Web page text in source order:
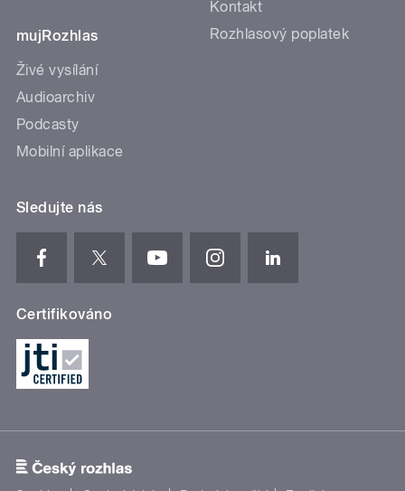
mujRozhlas
Živé vysílání
Audioarchiv
Podcasty
Mobilní aplikace
Kontakt
Rozhlasový poplatek
Sledujte nás
Certifikováno